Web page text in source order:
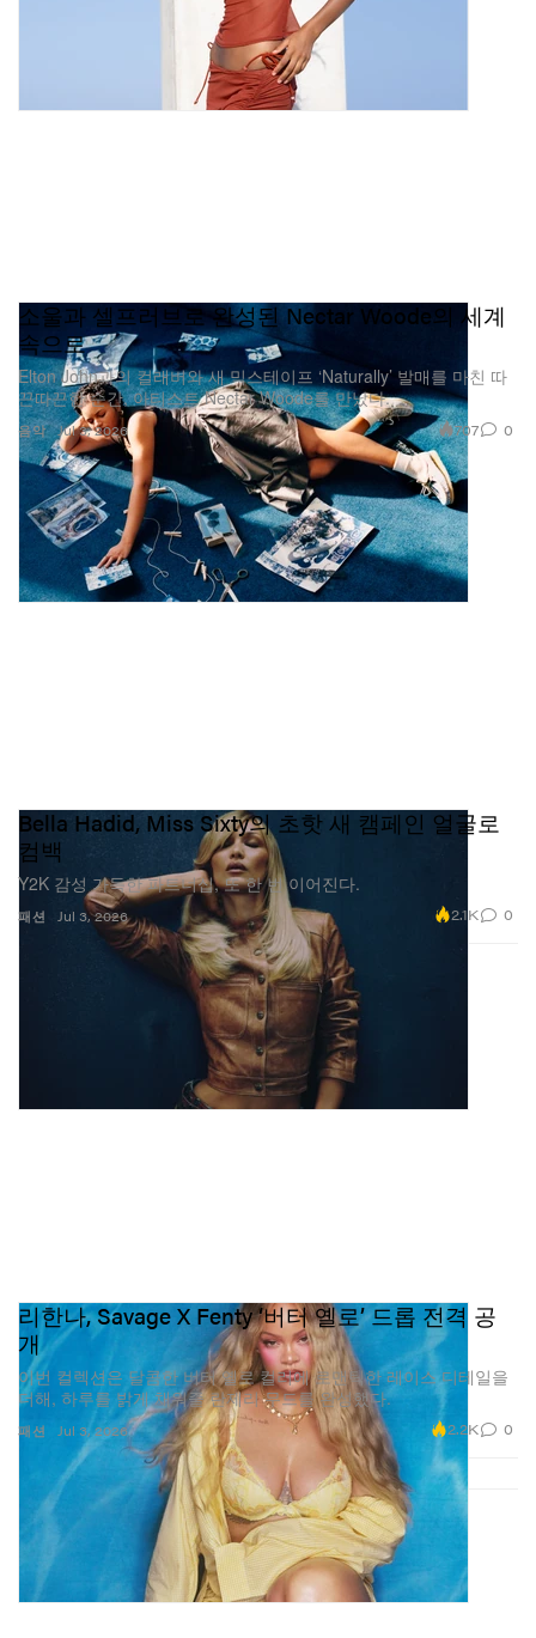
음악
소울과 셀프러브로 완성된 Nectar Woode의 세계
속으로
Elton John과의 컬래버와 새 믹스테이프 ‘Naturally’ 발매를 마친 따
끈따끈한 순간, 아티스트 Nectar Woode를 만났다.
Jul 3, 2026 707 0
패션
Bella Hadid, Miss Sixty의 초핫 새 캠페인 얼굴로
컴백
Y2K 감성 가득한 파트너십, 또 한 번 이어진다.
Jul 3, 2026 2.1K 0
패션
리한나, Savage X Fenty ‘버터 옐로’ 드롭 전격 공
개
이번 컬렉션은 달콤한 버터 옐로 컬러에 로맨틱한 레이스 디테일을
더해, 하루를 밝게 채워줄 란제리 무드를 완성했다.
Jul 3, 2026 2.2K 0